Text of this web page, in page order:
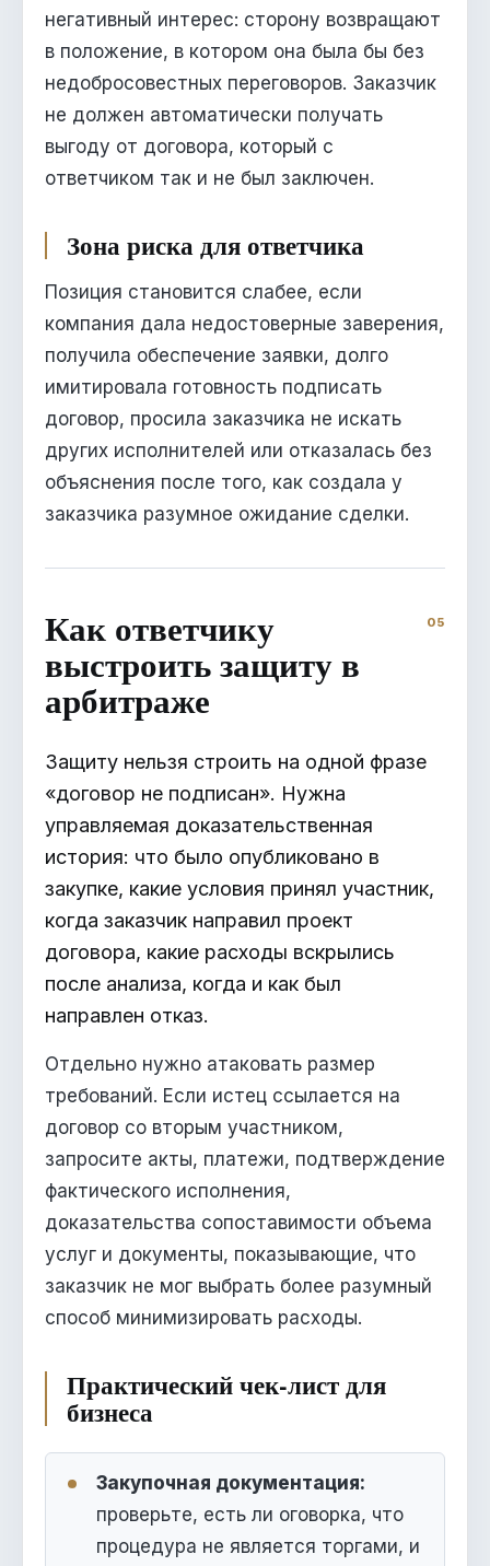
негативный интерес: сторону возвращают
в положение, в котором она была бы без
недобросовестных переговоров. Заказчик
не должен автоматически получать
выгоду от договора, который с
ответчиком так и не был заключен.
Зона риска для ответчика
Позиция становится слабее, если
компания дала недостоверные заверения,
получила обеспечение заявки, долго
имитировала готовность подписать
договор, просила заказчика не искать
других исполнителей или отказалась без
объяснения после того, как создала у
заказчика разумное ожидание сделки.
Как ответчику
выстроить защиту в
арбитраже
Защиту нельзя строить на одной фразе
«договор не подписан». Нужна
управляемая доказательственная
история: что было опубликовано в
закупке, какие условия принял участник,
когда заказчик направил проект
договора, какие расходы вскрылись
после анализа, когда и как был
направлен отказ.
Отдельно нужно атаковать размер
требований. Если истец ссылается на
договор со вторым участником,
запросите акты, платежи, подтверждение
фактического исполнения,
доказательства сопоставимости объема
услуг и документы, показывающие, что
заказчик не мог выбрать более разумный
способ минимизировать расходы.
Практический чек-лист для
бизнеса
Закупочная документация:
проверьте, есть ли оговорка, что
процедура не является торгами, и